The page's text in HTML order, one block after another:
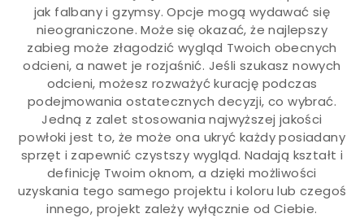
jak falbany i gzymsy. Opcje mogą wydawać się
nieograniczone. Może się okazać, że najlepszy
zabieg może złagodzić wygląd Twoich obecnych
odcieni, a nawet je rozjaśnić. Jeśli szukasz nowych
odcieni, możesz rozważyć kurację podczas
podejmowania ostatecznych decyzji, co wybrać.
Jedną z zalet stosowania najwyższej jakości
powłoki jest to, że może ona ukryć każdy posiadany
sprzęt i zapewnić czystszy wygląd. Nadają kształt i
definicję Twoim oknom, a dzięki możliwości
uzyskania tego samego projektu i koloru lub czegoś
innego, projekt zależy wyłącznie od Ciebie.